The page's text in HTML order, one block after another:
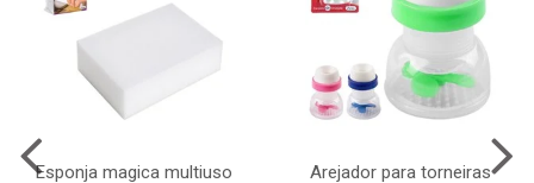
Esponja magica multiuso
Arejador para torneiras